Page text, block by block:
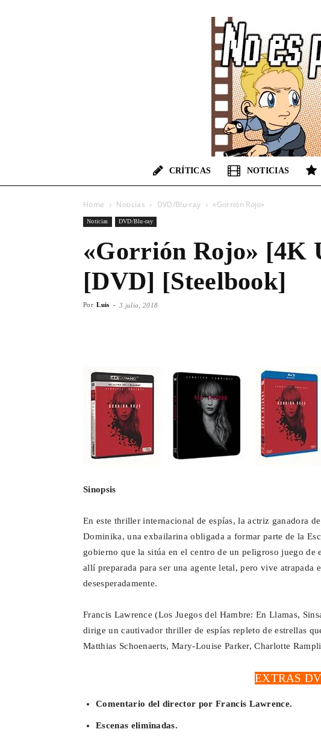
CRÍTICAS NOTICIAS
Home Noticias DVD/Blu-ray «Gorrión Rojo»
Noticias DVD/Blu-ray
«Gorrión Rojo» [4K
[DVD] [Steelbook]
Por Luis - 3 julio, 2018
Sinopsis
En este thriller internacional de espías, la actriz ganadora
Dominika, una exbailarina obligada a formar parte de la
gobierno que la sitúa en el centro de un peligroso juego de
allí preparada para ser una agente letal, pero vive atrapada
desesperadamente.
Francis Lawrence (Los Juegos del Hambre: En Llamas,
dirige un cautivador thriller de espías repleto de estrellas
Matthias Schoenaerts, Mary-Louise Parker, Charlotte
EXTRAS
Comentario del director por Francis Lawrence.
Escenas eliminadas.